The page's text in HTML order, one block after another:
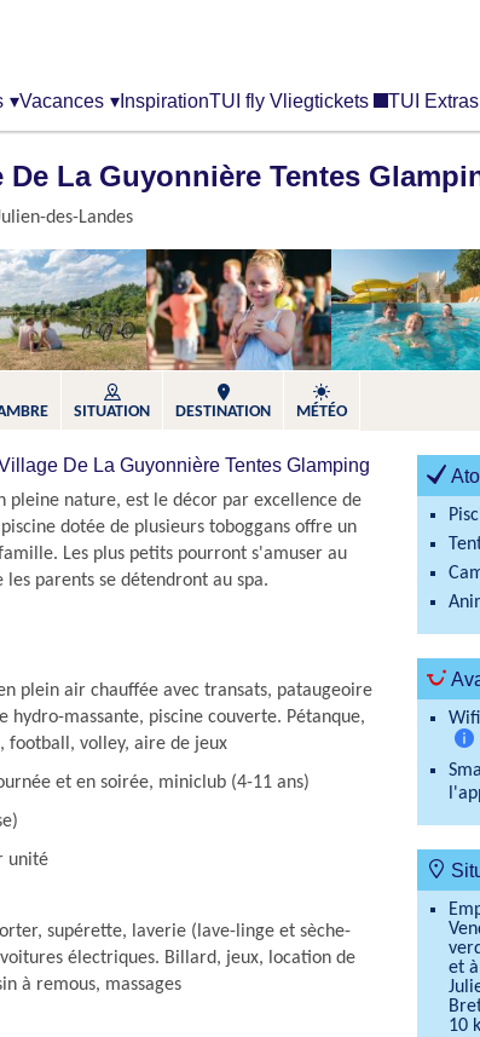
▾Vacances ▾ InspirationTUI fly Vliegtickets TUI Extras
La Guyonnière Tentes
des-Landes
SITUATION DESTINATION MÉTÉO
De La Guyonnière Tentes Glamping
pleine nature, est le décor par excellence de
dotée de plusieurs toboggans offre un
Les plus petits pourront s'amuser au
parents se détendront au spa.
plein air chauffée avec transats, pataugeoire
hydro-massante, piscine couverte. Pétanque,
football, volley, aire de jeux
et en soirée, miniclub (4-11 ans)
unité
supérette, laverie (lave-linge et sèche-
électriques. Billard, jeux, location de
à remous, massages
Plus
et
10